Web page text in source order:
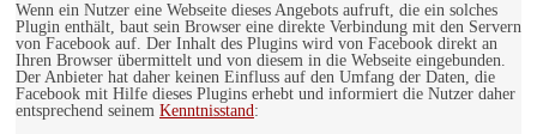
Wenn ein Nutzer eine Webseite dieses Angebots aufruft, die ein solches
Plugin enthält, baut sein Browser eine direkte Verbindung mit den Servern
von Facebook auf. Der Inhalt des Plugins wird von Facebook direkt an
Ihren Browser übermittelt und von diesem in die Webseite eingebunden.
Der Anbieter hat daher keinen Einfluss auf den Umfang der Daten, die
Facebook mit Hilfe dieses Plugins erhebt und informiert die Nutzer daher
entsprechend seinem Kenntnisstand: